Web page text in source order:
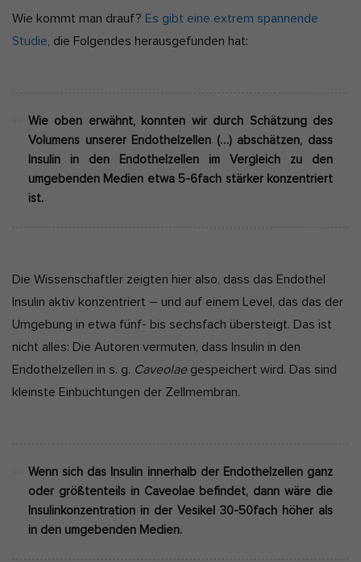
Wie kommt man drauf? Es gibt eine extrem spannende
Studie, die Folgendes herausgefunden hat:
Wie oben erwähnt, konnten wir durch Schätzung des
Volumens unserer Endothelzellen (…) abschätzen, dass
Insulin in den Endothelzellen im Vergleich zu den
umgebenden Medien etwa 5-6fach stärker konzentriert
ist.
Die Wissenschaftler zeigten hier also, dass das Endothel
Insulin aktiv konzentriert – und auf einem Level, das das der
Umgebung in etwa fünf- bis sechsfach übersteigt. Das ist
nicht alles: Die Autoren vermuten, dass Insulin in den
Endothelzellen in s. g. Caveolae gespeichert wird. Das sind
kleinste Einbuchtungen der Zellmembran.
Wenn sich das Insulin innerhalb der Endothelzellen ganz
oder größtenteils in Caveolae befindet, dann wäre die
Insulinkonzentration in der Vesikel 30-50fach höher als
in den umgebenden Medien.